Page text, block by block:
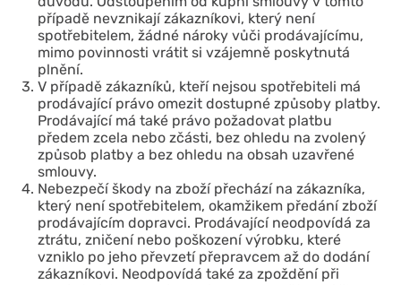
případě nevznikají zákazníkovi, který není
spotřebitelem, žádné nároky vůči prodávajícímu,
mimo povinnosti vrátit si vzájemně poskytnutá
plnění.
V případě zákazníků, kteří nejsou spotřebiteli má
prodávající právo omezit dostupné způsoby platby.
Prodávající má také právo požadovat platbu
předem zcela nebo zčásti, bez ohledu na zvolený
způsob platby a bez ohledu na obsah uzavřené
smlouvy.
Nebezpečí škody na zboží přechází na zákazníka,
který není spotřebitelem, okamžikem předání zboží
prodávajícím dopravci. Prodávající neodpovídá za
ztrátu, zničení nebo poškození výrobku, které
vzniklo po jeho převzetí přepravcem až do dodání
zákazníkovi. Neodpovídá také za zpoždění při